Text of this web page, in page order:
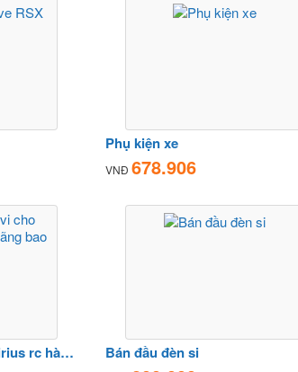
Phụ kiện xe
VNĐ 678.906
cần bán cản givi cho sirius rc hàn chín hãng bao Bán đầu đèn si